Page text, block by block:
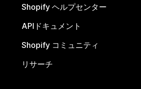
Shopify ヘルプセンター
APIドキュメント
Shopify コミュニティ
リサーチ